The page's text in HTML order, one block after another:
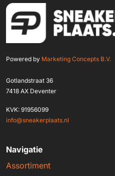
Powered by Marketing Concepts B.V.
Gotlandstraat 36
7418 AX Deventer
KVK: 91956099
info@sneakerplaats.nl
Navigatie
Assortiment